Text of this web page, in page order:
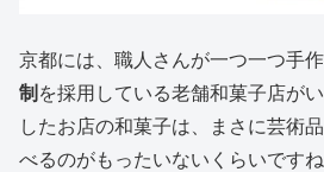
京都には、職人さんが一つ一つ手作
制 を採用している老舗和菓子店が
したお店の和菓子は、まさに芸術
べるのがもったいないくらいですね